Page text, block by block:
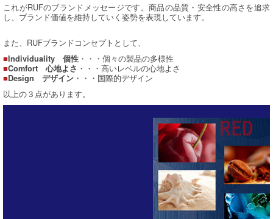
これがRUFのブランドメッセージです。商品の品質・安全性の高さを追求
し、ブランド価値を維持していく姿勢を表現しています。
また、RUFブランドコンセプトとして、
■Individuality 個性 ・・・個々の製品の多様性
■Comfort 心地よさ ・・・高いレベルの心地よさ
■Design デザイン ・・・国際的デザイン
以上の３点があります。